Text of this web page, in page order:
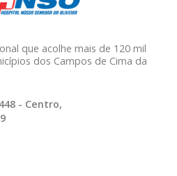
que acolhe mais de 120 mil
dos Campos de Cima da
- Centro,